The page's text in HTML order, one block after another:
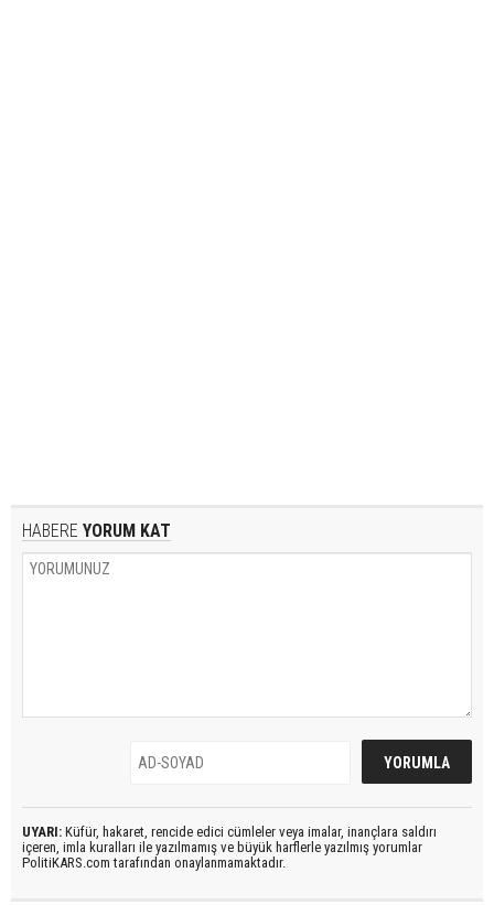
HABERE YORUM KAT
UYARI: Küfür, hakaret, rencide edici cümleler veya imalar, inançlara saldırı
içeren, imla kuralları ile yazılmamış ve büyük harflerle yazılmış yorumlar
PolitiKARS.com tarafından onaylanmamaktadır.